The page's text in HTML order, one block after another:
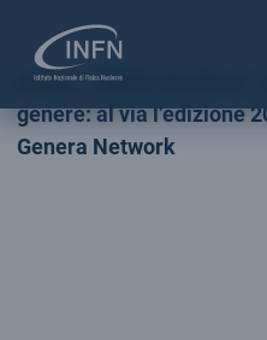
Home
NEWS SCUOLA
genere: al via l’edizione
Genera Network